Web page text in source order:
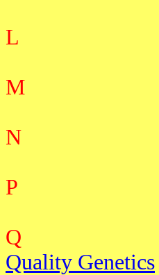
L
M
N
P
Q
Quality Genetics